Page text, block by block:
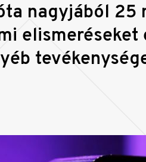
nagyjából
elismeréseket